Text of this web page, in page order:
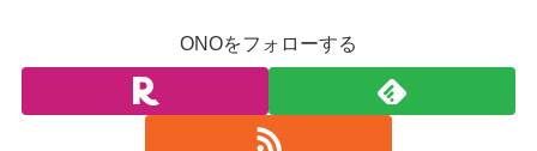
ONOをフォローする